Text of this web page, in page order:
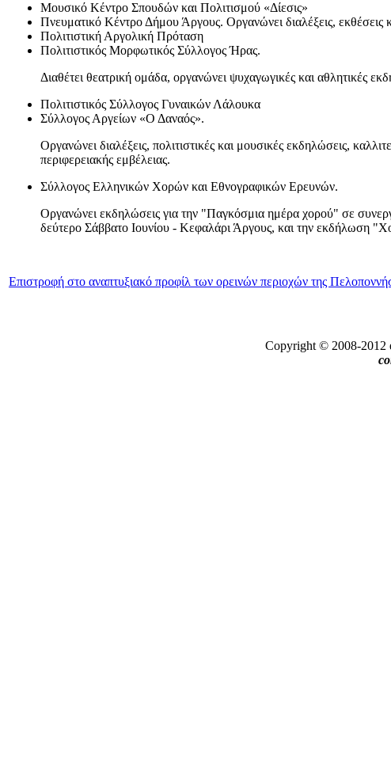
Μουσικό Κέντρο Σπουδών και Πολιτισμού «Δίεσις»
Πνευματικό Κέντρο Δήμου Άργους. Οργανώνει διαλέξεις, εκθέσεις
Πολιτιστική Αργολική Πρόταση
Πολιτιστικός Μορφωτικός Σύλλογος Ήρας.
Διαθέτει θεατρική ομάδα, οργανώνει ψυχαγωγικές και αθλητικές
Πολιτιστικός Σύλλογος Γυναικών Λάλουκα
Σύλλογος Αργείων «Ο Δαναός».
Οργανώνει διαλέξεις, πολιτιστικές και μουσικές εκδηλώσεις,
περιφερειακής εμβέλειας.
Σύλλογος Ελληνικών Χορών και Εθνογραφικών Ερευνών.
Οργανώνει εκδηλώσεις για την "Παγκόσμια ημέρα χορού" σε
δεύτερο Σάββατο Ιουνίου - Κεφαλάρι Άργους, και την εκδήλωση
Επιστροφή στο αναπτυξιακό προφίλ των ορεινών περιοχών της
Copyright © 2008-2012